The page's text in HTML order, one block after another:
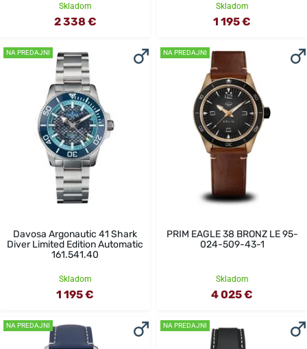
Skladom
2 338 €
Skladom
1 195 €
NA PREDAJNI
Davosa Argonautic 41 Shark
Diver Limited Edition Automatic
161.541.40
Skladom
1 195 €
NA PREDAJNI
PRIM EAGLE 38 BRONZ LE 95-
024-509-43-1
Skladom
4 025 €
NA PREDAJNI NA PREDAJNI